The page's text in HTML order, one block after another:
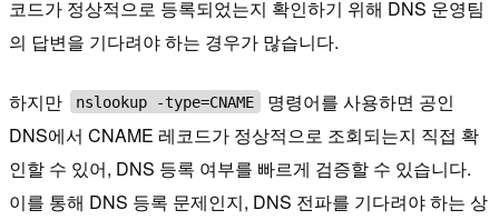
코드가 정상적으로 등록되었는지 확인하기 위해 DNS 운영팀
의 답변을 기다려야 하는 경우가 많습니다.
하지만 nslookup -type=CNAME
명령어를 사용하면 공인
DNS에서 CNAME 레코드가 정상적으로 조회되는지 직접 확
인할 수 있어, DNS 등록 여부를 빠르게 검증할 수 있습니다.
이를 통해 DNS 등록 문제인지, DNS 전파를 기다려야 하는 상